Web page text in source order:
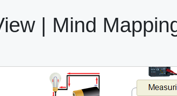
| Mind